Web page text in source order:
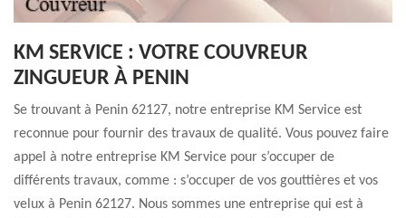
KM SERVICE : VOTRE COUVREUR
ZINGUEUR À PENIN
Se trouvant à Penin 62127, notre entreprise KM Service est
reconnue pour fournir des travaux de qualité. Vous pouvez faire
appel à notre entreprise KM Service pour s’occuper de
différents travaux, comme : s’occuper de vos gouttières et vos
velux à Penin 62127. Nous sommes une entreprise qui est à